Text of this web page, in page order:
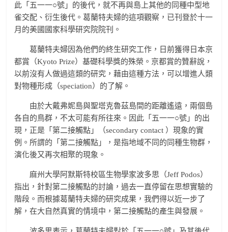
此「五一一○號」的後代，就不再與島上其他的同種中型地
雀交配、衍生後代。葛蘭特夫婦的這項觀察，已刊登於十一
月的美國國家科學研究院院刊。
葛蘭特夫婦因為他們的終生研究工作，日前獲得日本京
都賞（Kyoto Prize）基礎科學獎的殊榮。京都賞的贊辭說，
以前沒有人做過這類的研究，藉由這種方法，可以增進人類
對物種形成（speciation）的了解。
由於大戴弗妮島與聖塔克魯茲島間的距離遙遠，兩個島
各自的鳥群，不太可能有所往來。因此「五一一○號」的出
現，正是「第二接觸點」（secondary contact ）現象的實
例。所謂的「第二接觸點」，是指地域不同的同種生物群，
演化後又再次相聚的現象。
麻州大學阿默斯特校區生物學家波多思（Jeff Podos）
指出，針對第二接觸點的討論，過去一直停留在思想實驗的
階段。而根據葛蘭特夫婦的研究成果，我們得以近一步了
解，在大自然真實的情境中，第二接觸點的產生與發展。